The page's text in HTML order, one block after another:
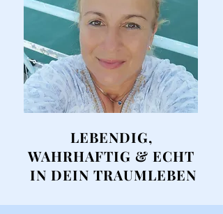
LEBENDIG,
WAHRHAFTIG & ECHT
IN DEIN TRAUMLEBEN